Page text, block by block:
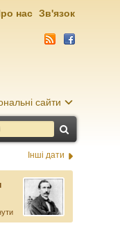
сайти
нас Зв'язок
Інші дати